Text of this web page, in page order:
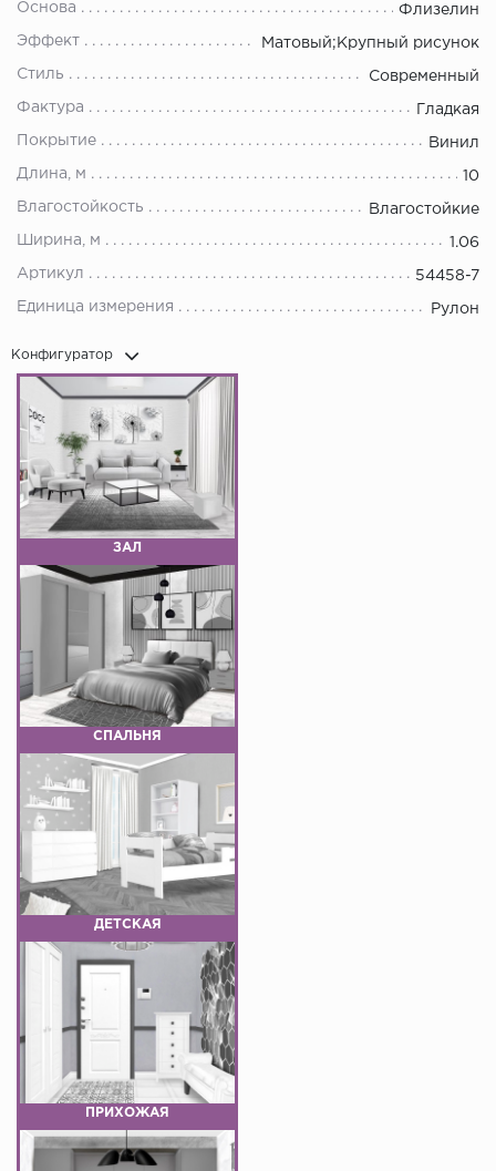
Основа Флизелин
Эффект Матовый;Крупный рисунок
Стиль Современный
Фактура Гладкая
Покрытие Винил
Длина, м 10
Влагостойкость Влагостойкие
Ширина, м 1.06
Артикул 54458-7
Единица измерения Рулон
Конфигуратор
ЗАЛ
СПАЛЬНЯ
ДЕТСКАЯ
ПРИХОЖАЯ